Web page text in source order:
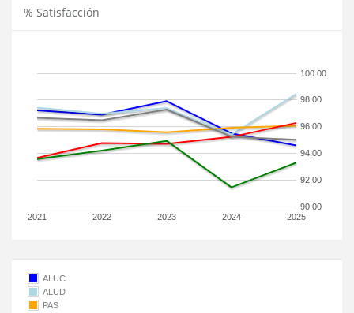
% Satisfacción
2021 2022 2023 2024 2025
90.00
92.00
94.00
96.00
98.00
100.00
ALUC
ALUD
PAS